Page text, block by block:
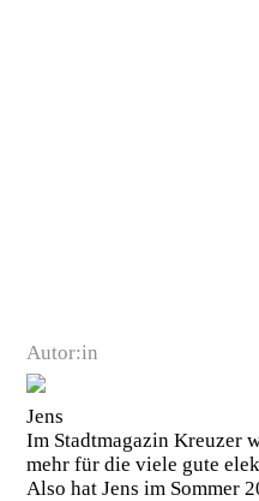
Autor:in
Jens
Im Stadtmagazin Kreuzer
mehr für die viele gute
Also hat Jens im Sommer